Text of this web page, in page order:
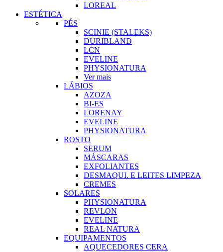
LOREAL
ESTÉTICA
PÉS
SCINIE (STALEKS)
DURIBLAND
LCN
EVELINE
PHYSIONATURA
Ver mais
LÁBIOS
AZOZA
BI-ES
LORENAY
EVELINE
PHYSIONATURA
ROSTO
SERUM
MÁSCARAS
EXFOLIANTES
DESMAQUI. E LEITES LIMPEZA
CREMES
SOLARES
PHYSIONATURA
REVLON
EVELINE
REAL NATURA
EQUIPAMENTOS
AQUECEDORES CERA